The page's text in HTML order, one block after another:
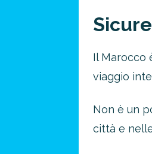
Il Marocco
viaggio
Non è un
città e